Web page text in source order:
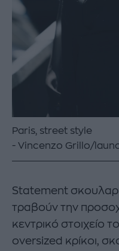
Paris, street style
Vincenzo Grillo/
Statement
τραβούν την
κεντρικό στοιχείο
oversized κρίκοι,